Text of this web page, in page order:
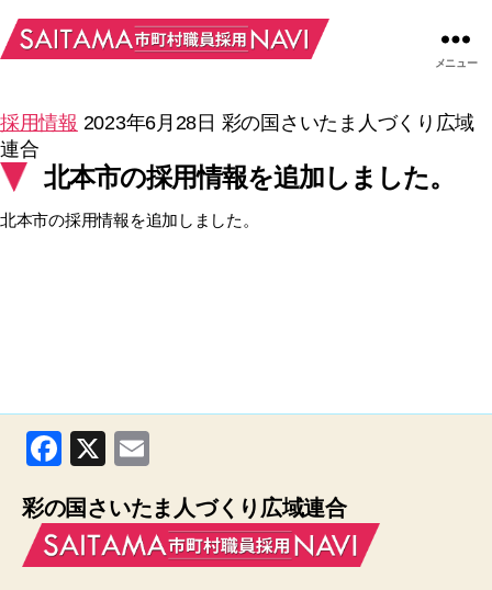
メニュー
採用情報 2023年6月28日 彩の国さいたま人づくり広域
連合
北本市の採用情報を追加しました。
北本市の採用情報を追加しました。
F
c
e
X
ail
彩の国さいたま人づくり広域連合